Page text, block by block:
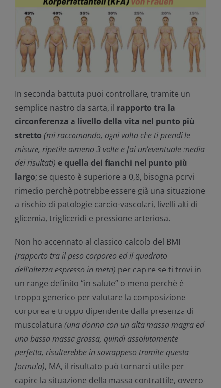
In seconda battuta puoi controllare, tramite un
semplice nastro da sarta, il rapporto tra la
circonferenza a livello della vita nel punto più
stretto (mi raccomando, ogni volta che ti prendi le
misure, ripetile almeno 3 volte e fai un’eventuale media
dei risultati) e quella dei fianchi nel punto più
largo; se questo è superiore a 0,8, bisogna porvi
rimedio perchè potrebbe essere già una situazione
a rischio di patologie cardio-vascolari, livelli alti di
glicemia, trigliceridi e pressione arteriosa.
Non ho accennato al classico calcolo del BMI
(rapporto tra il peso corporeo ed il quadrato
dell’altezza espresso in metri) per capire se ti trovi in
un range definito “in salute” o meno perchè è
troppo generico per valutare la composizione
corporea e troppo dipendente dalla presenza di
muscolatura (una donna con un alta massa magra ed
una bassa massa grassa, quindi assolutamente
perfetta, risulterebbe in sovrappeso tramite questa
formula), MA, il risultato può tornarci utile per
capire la situazione della massa contrattile, ovvero